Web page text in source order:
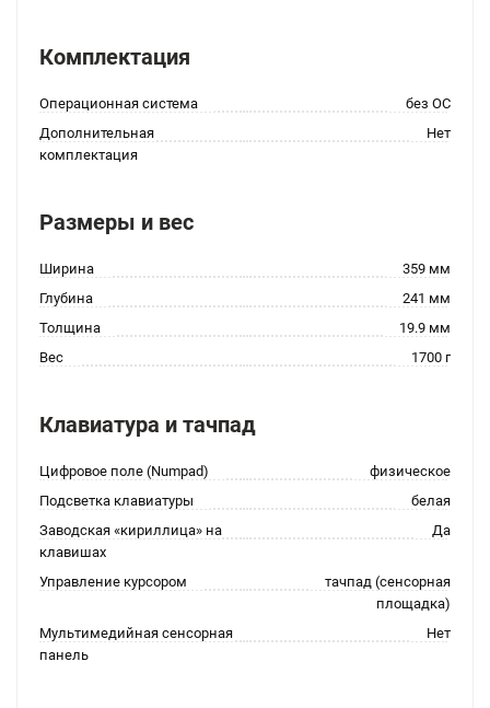
Комплектация
Операционная система
без ОС
Дополнительная
комплектация
Нет
Размеры и вес
Ширина
359 мм
Глубина
241 мм
Толщина
19.9 мм
Вес
1700 г
Клавиатура и тачпад
Цифровое поле (Numpad)
физическое
Подсветка клавиатуры
белая
Заводская «кириллица» на
клавишах
Да
Управление курсором
тачпад (сенсорная
площадка)
Мультимедийная сенсорная
панель
Нет